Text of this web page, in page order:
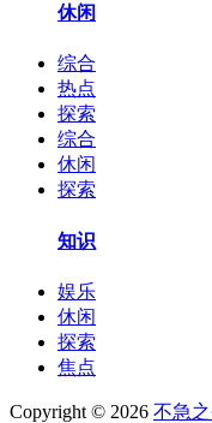
休闲
综合
热点
探索
综合
休闲
探索
知识
娱乐
休闲
探索
焦点
Copyright © 2026 不急